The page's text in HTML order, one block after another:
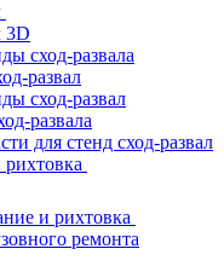
3D
сход-развала
развал
сход-развал
развала
для стенд сход-развал
и рихтовка
ремонта